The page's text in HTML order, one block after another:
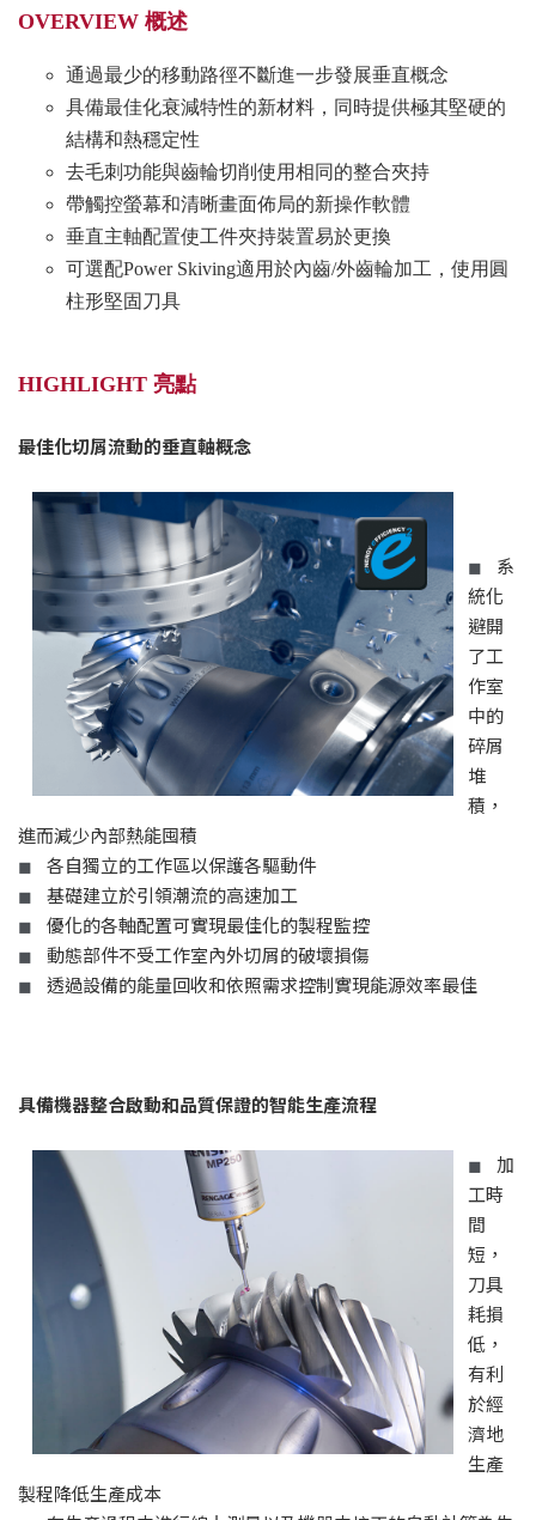
OVERVIEW 概述
通過最少的移動路徑不斷進一步發展垂直概念
具備最佳化衰減特性的新材料，同時提供極其堅硬的
結構和熱穩定性
去毛刺功能與齒輪切削使用相同的整合夾持
帶觸控螢幕和清晰畫面佈局的新操作軟體
垂直主軸配置使工件夾持裝置易於更換
可選配Power Skiving適用於內齒/外齒輪加工，使用圓
柱形堅固刀具
HIGHLIGHT 亮點
最佳化切屑流動的垂直軸概念
◼ 系
統化
避開
了工
作室
中的
碎屑
堆
積，
進而減少內部熱能囤積
◼ 各自獨立的工作區以保護各驅動件
◼ 基礎建立於引領潮流的高速加工
◼ 優化的各軸配置可實現最佳化的製程監控
◼ 動態部件不受工作室內外切屑的破壞損傷
◼ 透過設備的能量回收和依照需求控制實現能源效率最佳
具備機器整合啟動和品質保證的智能生產流程
◼ 加
工時
間
短，
刀具
耗損
低，
有利
於經
濟地
生產
製程降低生產成本